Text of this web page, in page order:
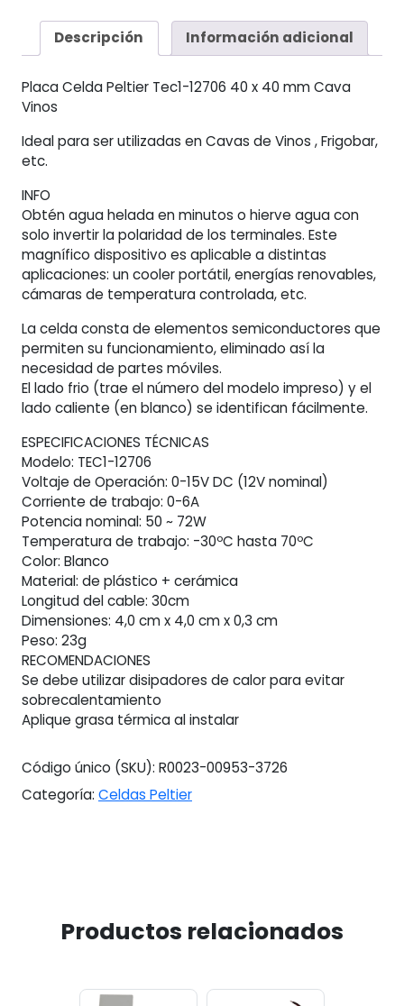
Descripción Información adicional
Placa Celda Peltier Tec1-12706 40 x 40 mm Cava
Vinos
Ideal para ser utilizadas en Cavas de Vinos , Frigobar,
etc.
INFO
Obtén agua helada en minutos o hierve agua con
solo invertir la polaridad de los terminales. Este
magnífico dispositivo es aplicable a distintas
aplicaciones: un cooler portátil, energías renovables,
cámaras de temperatura controlada, etc.
La celda consta de elementos semiconductores que
permiten su funcionamiento, eliminado así la
necesidad de partes móviles.
El lado frio (trae el número del modelo impreso) y el
lado caliente (en blanco) se identifican fácilmente.
ESPECIFICACIONES TÉCNICAS
Modelo: TEC1-12706
Voltaje de Operación: 0-15V DC (12V nominal)
Corriente de trabajo: 0-6A
Potencia nominal: 50 ~ 72W
Temperatura de trabajo: -30ºC hasta 70ºC
Color: Blanco
Material: de plástico + cerámica
Longitud del cable: 30cm
Dimensiones: 4,0 cm x 4,0 cm x 0,3 cm
Peso: 23g
RECOMENDACIONES
Se debe utilizar disipadores de calor para evitar
sobrecalentamiento
Aplique grasa térmica al instalar
Código único (SKU): R0023-00953-3726
Categoría: Celdas Peltier
Productos relacionados